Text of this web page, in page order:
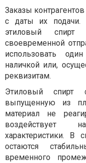
Заказы
с даты их подачи.
этиловый
своевременной
использовать
наличкой или,
реквизитам.
Этиловый спирт
выпущенную из
материал не
воздействует
характеристики. В
остаются
временного